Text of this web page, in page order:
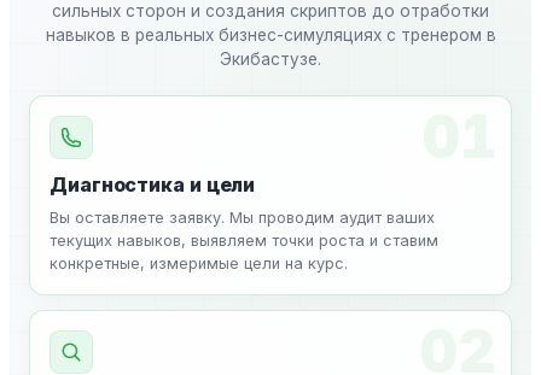
сильных сторон и создания скриптов до отработки
навыков в реальных бизнес-симуляциях с тренером в
Экибастузе.
Диагностика и цели
Вы оставляете заявку. Мы проводим аудит ваших
текущих навыков, выявляем точки роста и ставим
конкретные, измеримые цели на курс.